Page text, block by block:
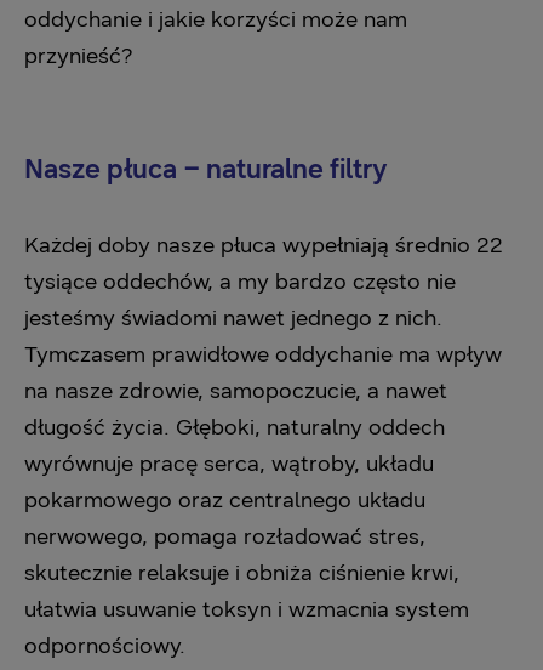
oddychanie i jakie korzyści może nam
przynieść?
Nasze płuca – naturalne filtry
Każdej doby nasze płuca wypełniają średnio 22
tysiące oddechów, a my bardzo często nie
jesteśmy świadomi nawet jednego z nich.
Tymczasem prawidłowe oddychanie ma wpływ
na nasze zdrowie, samopoczucie, a nawet
długość życia. Głęboki, naturalny oddech
wyrównuje pracę serca, wątroby, układu
pokarmowego oraz centralnego układu
nerwowego, pomaga rozładować stres,
skutecznie relaksuje i obniża ciśnienie krwi,
ułatwia usuwanie toksyn i wzmacnia system
odpornościowy. ​